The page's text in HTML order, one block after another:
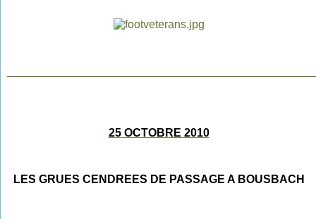
25 OCTOBRE 2010
LES GRUES CENDREES DE PASSAGE A BOUSBACH